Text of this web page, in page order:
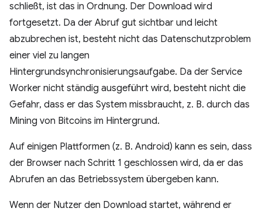
schließt, ist das in Ordnung. Der Download wird
fortgesetzt. Da der Abruf gut sichtbar und leicht
abzubrechen ist, besteht nicht das Datenschutzproblem
einer viel zu langen
Hintergrundsynchronisierungsaufgabe. Da der Service
Worker nicht ständig ausgeführt wird, besteht nicht die
Gefahr, dass er das System missbraucht, z. B. durch das
Mining von Bitcoins im Hintergrund.
Auf einigen Plattformen (z. B. Android) kann es sein, dass
der Browser nach Schritt 1 geschlossen wird, da er das
Abrufen an das Betriebssystem übergeben kann.
Wenn der Nutzer den Download startet, während er